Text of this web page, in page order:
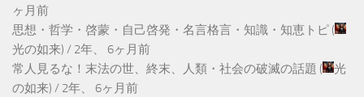
ヶ月前
思想・哲学・啓蒙・自己啓発・名言格言・知識・知恵トピ (
光の如来) / 2年、 6ヶ月前
常人見るな！末法の世、終末、人類・社会の破滅の話題 (
光
の如来) / 2年、 6ヶ月前